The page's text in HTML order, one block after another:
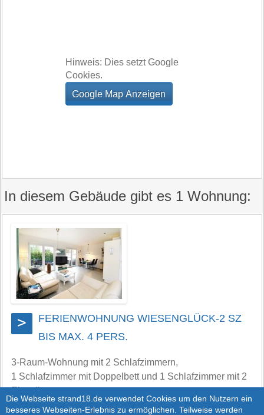
Die Webseite strand18.de verwendet Cookies um den Nutzern ein
besseres Webseiten-Erlebnis zu ermöglichen. Teilweise werden
Hinweis: Dies setzt Google
Cookies.
In diesem Gebäude gibt es 1 Wohnung:
>
FERIENWOHNUNG WIESENGLÜCK-2 SZ
BIS MAX. 4 PERS.
3-Raum-Wohnung mit 2 Schlafzimmern,
1 Schlafzimmer mit Doppelbett und 1 Schlafzimmer mit 2
Einzelbetten.
Die Wohnung verfügt über eine schöne große Terrasse